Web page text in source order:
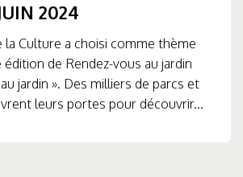
2024
la Culture a choisi comme thème
édition de Rendez-vous au jardin
jardin ». Des milliers de parcs et
leurs portes pour découvrir...